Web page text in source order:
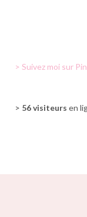
> Suivez moi sur
> 56 visiteurs en